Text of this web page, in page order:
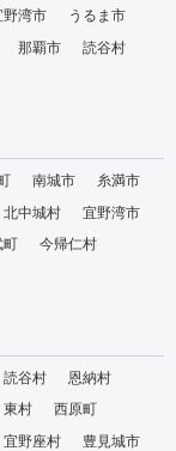
野湾市
うるま市
那覇市
読谷村
南城市
糸満市
北中城村
宜野湾市
町
今帰仁村
読谷村
恩納村
東村
西原町
宜野座村
豊見城市